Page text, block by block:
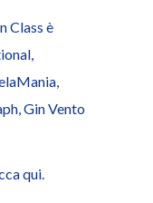
Class è
Gin Vento
qui.